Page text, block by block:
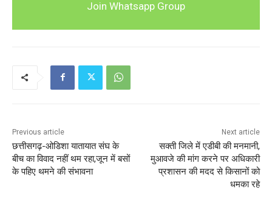
Join Whatsapp Group
Previous article
छत्तीसगढ़-ओडिशा यातायात संघ के
बीच का विवाद नहीं थम रहा,जून में बसों
के पहिए थमने की संभावना
Next article
सक्ती जिले में एडीबी की मनमानी,
मुआवजे की मांग करने पर अधिकारी
प्रशासन की मदद से किसानों को
धमका रहे